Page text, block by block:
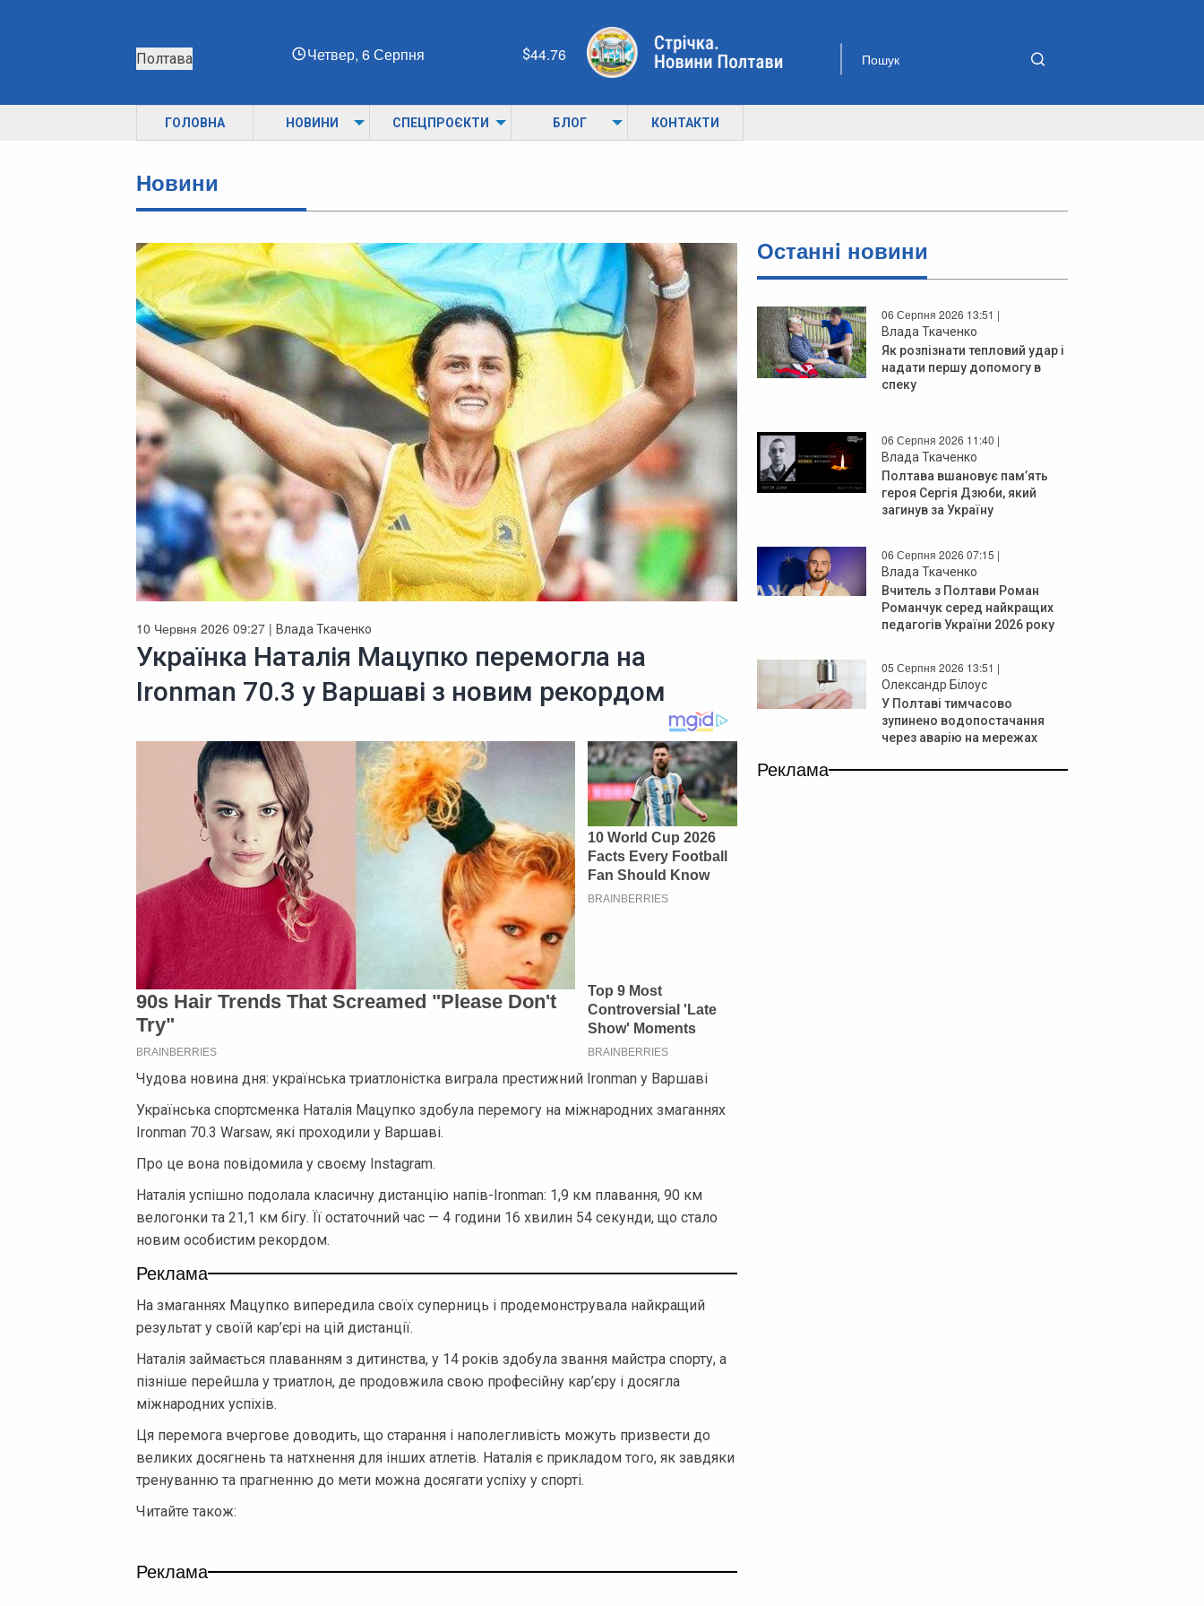
Полтава Четвер, 6 Серпня 44.76
ГОЛОВНА НОВИНИ СПЕЦПРОЄКТИ БЛОГ КОНТАКТИ
Новини
10 Червня 2026 09:27 | Влада Ткаченко
Українка Наталія Мацупко перемогла на
Ironman 70.3 у Варшаві з новим рекордом
Чудова новина дня: українська триатлоністка виграла престижний Ironman у Варшаві
Українська спортсменка Наталія Мацупко здобула перемогу на міжнародних змаганнях
Ironman 70.3 Warsaw, які проходили у Варшаві.
Про це вона повідомила у своєму Instagram.
Наталія успішно подолала класичну дистанцію напів-Ironman: 1,9 км плавання, 90 км
велогонки та 21,1 км бігу. Її остаточний час — 4 години 16 хвилин 54 секунди, що стало
новим особистим рекордом.
Реклама
На змаганнях Мацупко випередила своїх суперниць і продемонструвала найкращий
результат у своїй кар’єрі на цій дистанції.
Наталія займається плаванням з дитинства, у 14 років здобула звання майстра спорту, а
пізніше перейшла у триатлон, де продовжила свою професійну кар’єру і досягла
міжнародних успіхів.
Ця перемога вчергове доводить, що старання і наполегливість можуть призвести до
великих досягнень та натхнення для інших атлетів. Наталія є прикладом того, як завдяки
тренуванню та прагненню до мети можна досягати успіху у спорті.
Читайте також:
Реклама
Останнi новини
06 Серпня 2026 13:51 |
Влада Ткаченко
Як розпізнати тепловий удар і
надати першу допомогу в
спеку
06 Серпня 2026 11:40 |
Влада Ткаченко
Полтава вшановує пам’ять
героя Сергія Дзюби, який
загинув за Україну
06 Серпня 2026 07:15 |
Влада Ткаченко
Вчитель з Полтави Роман
Романчук серед найкращих
педагогів України 2026 року
05 Серпня 2026 13:51 |
Олександр Білоус
У Полтаві тимчасово
зупинено водопостачання
через аварію на мережах
Реклама